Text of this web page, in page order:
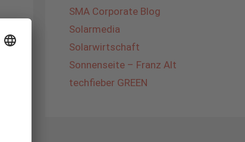
SMA Corporate Blog
Solarmedia
Solarwirtschaft
Sonnenseite – Franz Alt
techfieber GREEN